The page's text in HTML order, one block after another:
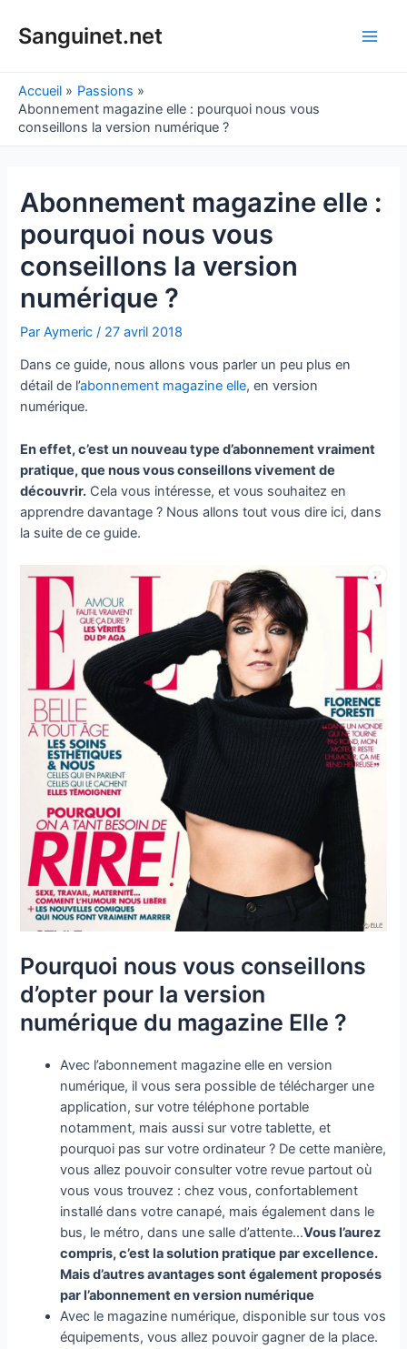
Sanguinet.net
Accueil
Passions
Abonnement magazine elle : pourquoi nous vous
conseillons la version numérique ?
Abonnement magazine elle :
pourquoi nous vous
conseillons la version
numérique ?
ParAymeric/ 27 avril 2018
Dans ce guide, nous allons vous parler un peu plus en
détail de l’abonnement magazine elle, en version
numérique.
En effet, c’est un nouveau type d’abonnement vraiment
pratique, que nous vous conseillons vivement de
découvrir. Cela vous intéresse, et vous souhaitez en
apprendre davantage ? Nous allons tout vous dire ici, dans
la suite de ce guide.
Pourquoi nous vous conseillons
d’opter pour la version
numérique du magazine Elle ?
Avec l’abonnement magazine elle en version
numérique, il vous sera possible de télécharger une
application, sur votre téléphone portable
notamment, mais aussi sur votre tablette, et
pourquoi pas sur votre ordinateur ? De cette manière,
vous allez pouvoir consulter votre revue partout où
vous vous trouvez : chez vous, confortablement
installé dans votre canapé, mais également dans le
bus, le métro, dans une salle d’attente…Vous l’aurez
compris, c’est la solution pratique par excellence.
Mais d’autres avantages sont également proposés
par l’abonnement en version numérique
Avec le magazine numérique, disponible sur tous vos
équipements, vous allez pouvoir gagner de la place.